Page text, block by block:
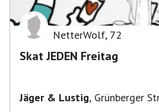
NetterWolf, 72
Skat JEDEN Freitag
Jäger & Lustig, Grünberger